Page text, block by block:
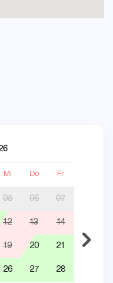
Mi Do Fr
05 06 07
12 13 14
19 20 21
26 27 28